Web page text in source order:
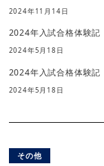
2024年11月14日
2024年入試合格体験
2024年5月18日
2024年入試合格体験
2024年5月18日
その他